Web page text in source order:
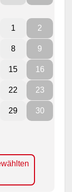
1 2
8 9
15 16
22 23
29 30